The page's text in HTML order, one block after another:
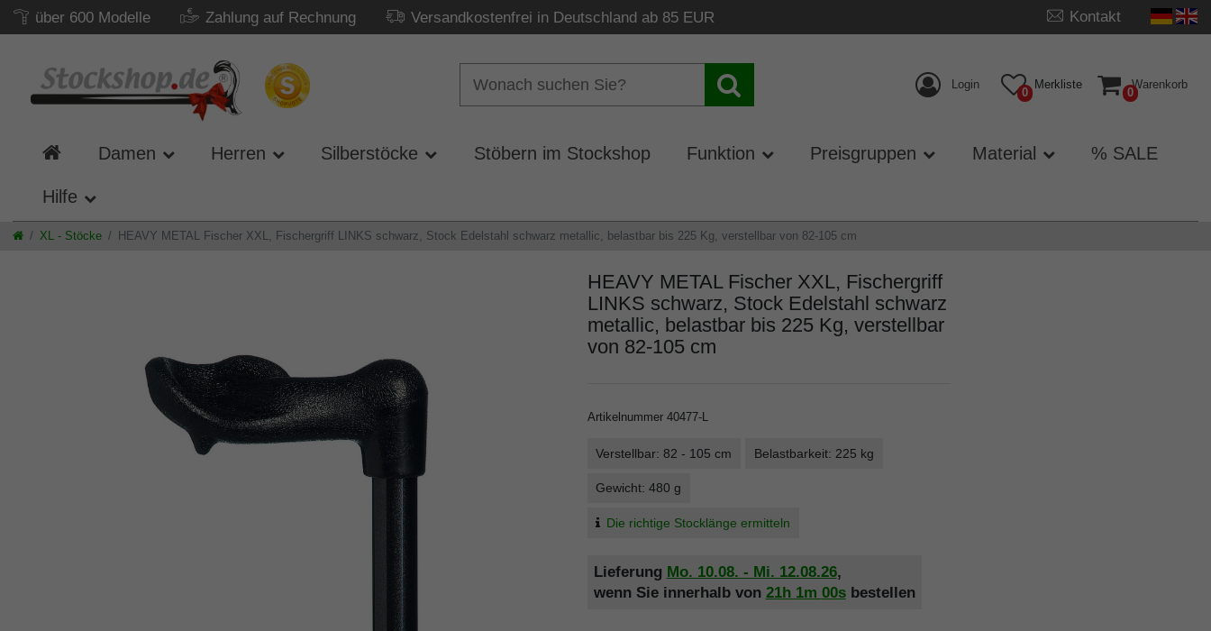
über 600 Modelle Zahlung auf Rechnung Versandkostenfrei in Deutschland ab 85 EUR Kontakt
Login
0
Merkliste
0
Warenkorb
Damen Herren Silberstöcke Stöbern im Stockshop Funktion Preisgruppen Material % SALE
Hilfe
XL - Stöcke HEAVY METAL Fischer XXL, Fischergriff LINKS schwarz, Stock Edelstahl schwarz metallic, belastbar bis 225 Kg, verstellbar von 82-105 cm
HEAVY METAL Fischer XXL, Fischergriff
LINKS schwarz, Stock Edelstahl schwarz
metallic, belastbar bis 225 Kg, verstellbar
von 82-105 cm
Artikelnummer 40477-L
Verstellbar: 82 - 105 cm Belastbarkeit: 225 kg
Gewicht: 480 g
Die richtige Stocklänge ermitteln
Lieferung Mo. 10.08. - Mi. 12.08.26,
wenn Sie innerhalb von 21h 0m 59sbestellen